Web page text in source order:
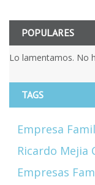
POPULARES
Lo lamentamos. No
TAGS
Empresa
Ricardo Mejia
Empresas